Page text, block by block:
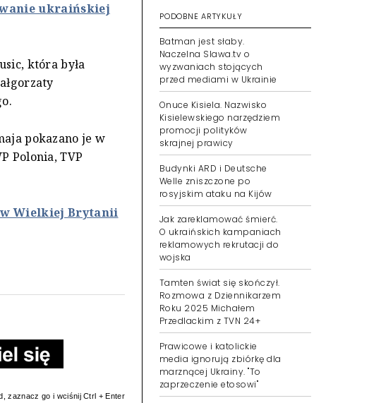
ukraińskiej
która była
pokazano je w
Polonia, TVP
Wielkiej Brytanii
zaznacz go i wciśnij Ctrl + Enter
PODOBNE ARTYKUŁY
Batman jest słaby.
Naczelna Slawa.tv o
wyzwaniach stojących
przed mediami w Ukrainie
Onuce Kisiela. Nazwisko
Kisielewskiego narzędziem
promocji polityków
skrajnej prawicy
Budynki ARD i Deutsche
Welle zniszczone po
rosyjskim ataku na Kijów
Jak zareklamować śmierć.
O ukraińskich kampaniach
reklamowych rekrutacji do
wojska
Tamten świat się skończył.
Rozmowa z Dziennikarzem
Roku 2025 Michałem
Przedlackim z TVN 24+
Prawicowe i katolickie
media ignorują zbiórkę dla
marznącej Ukrainy. "To
zaprzeczenie etosowi"